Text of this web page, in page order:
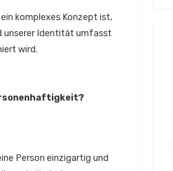
komplexes Konzept ist,
unserer Identität umfasst
wird.
Person einzigartig und